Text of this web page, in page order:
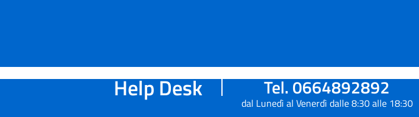
Help Desk Tel. 0664892892
dal Lunedì al Venerdì dalle 8:30 alle 18:30